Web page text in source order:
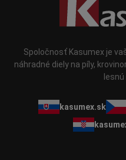
Spoločnosť Kasumex je
náhradné diely na píly,
kasumex.sk